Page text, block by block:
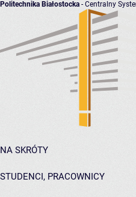
Politechnika Białostocka - Centralny
NA SKRÓTY
STUDENCI, PRACOWNICY